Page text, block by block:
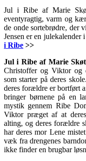
Jul i Ribe af Marie
eventyragtig, varm og
de onde sortebrødre, der
Jensen er en julekalender
i Ribe >>
Jul i Ribe af Marie
Christoffer og Viktor og
som starter på deres
deres forældre er bortført
bringer børnene på en
mystik gennem Ribe
Viktor præget af at
alting, og deres forældre
har deres mor Lene
væk fra drengenes
ikke finder en brugbar